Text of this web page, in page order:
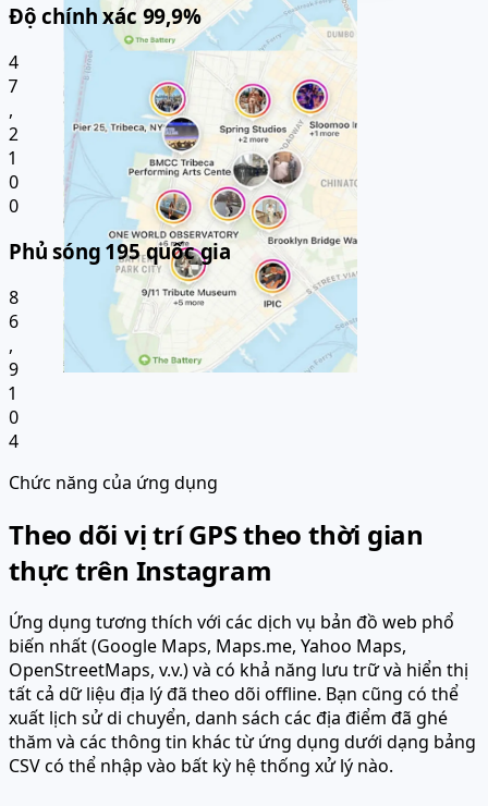
Độ chính xác 99,9%
4
7
,
2
1
0
0
Phủ sóng 195 quốc gia
8
6
,
9
1
0
4
Chức năng của ứng dụng
Theo dõi vị trí GPS theo thời gian
thực trên Instagram
Ứng dụng tương thích với các dịch vụ bản đồ web phổ
biến nhất (Google Maps, Maps.me, Yahoo Maps,
OpenStreetMaps, v.v.) và có khả năng lưu trữ và hiển thị
tất cả dữ liệu địa lý đã theo dõi offline. Bạn cũng có thể
xuất lịch sử di chuyển, danh sách các địa điểm đã ghé
thăm và các thông tin khác từ ứng dụng dưới dạng bảng
CSV có thể nhập vào bất kỳ hệ thống xử lý nào.